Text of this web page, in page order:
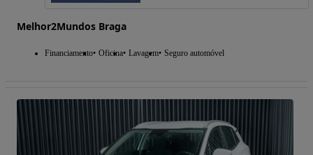
Melhor2Mundos Braga
Financiamento Oficina Lavagem Seguro automóvel